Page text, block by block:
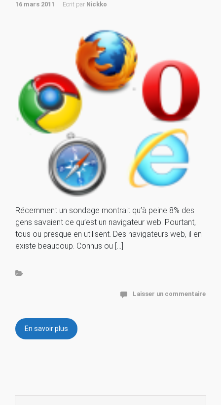
16 mars 2011 Ecrit par Nickko
Récemment un sondage montrait qu’à peine 8% des
gens savaient ce qu’est un navigateur web. Pourtant,
tous ou presque en utilisent. Des navigateurs web, il en
existe beaucoup. Connus ou […]
Laisser un commentaire
En savoir plus